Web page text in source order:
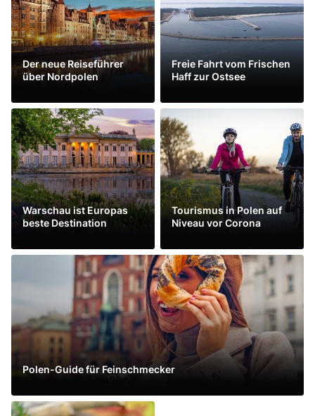
Der neue Reiseführer
über Nordpolen
Mehr sehen
Freie Fahrt vom Frischen
Haff zur Ostsee
Mehr sehen
Warschau ist Europas
beste Destination
Mehr sehen
Tourismus in Polen auf
Niveau vor Corona
Mehr sehen
Polen-Guide für Feinschmecker
Mehr sehen